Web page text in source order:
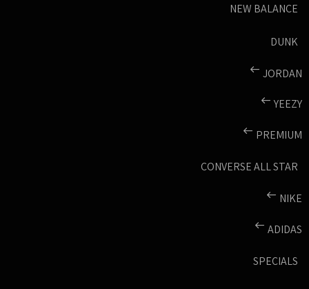
NEW BALANCE
DUNK
JORDAN
YEEZY
PREMIUM
CONVERSE ALL STAR
NIKE
ADIDAS
SPECIALS